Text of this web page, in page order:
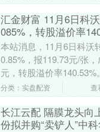
汇金财富 11月6日科
085%，转股溢价率
本站消息，11月6日科沃
0.85%，报119.73元/张
元，转股溢价率140.53%
沃转债信用级别为“AA”....
分类：实盘配资 查
长江云配 隔膜龙头向
份拟并购“卖铲人”中